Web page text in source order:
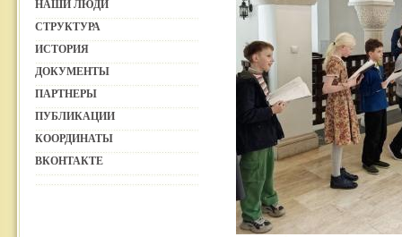
НАШИ ЛЮДИ
СТРУКТУРА
ИСТОРИЯ
ДОКУМЕНТЫ
ПАРТНЕРЫ
ПУБЛИКАЦИИ
КООРДИНАТЫ
ВКОНТАКТЕ